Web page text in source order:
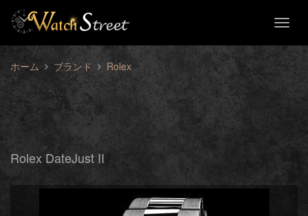
ホーム ブランド Rolex
Rolex DateJust II